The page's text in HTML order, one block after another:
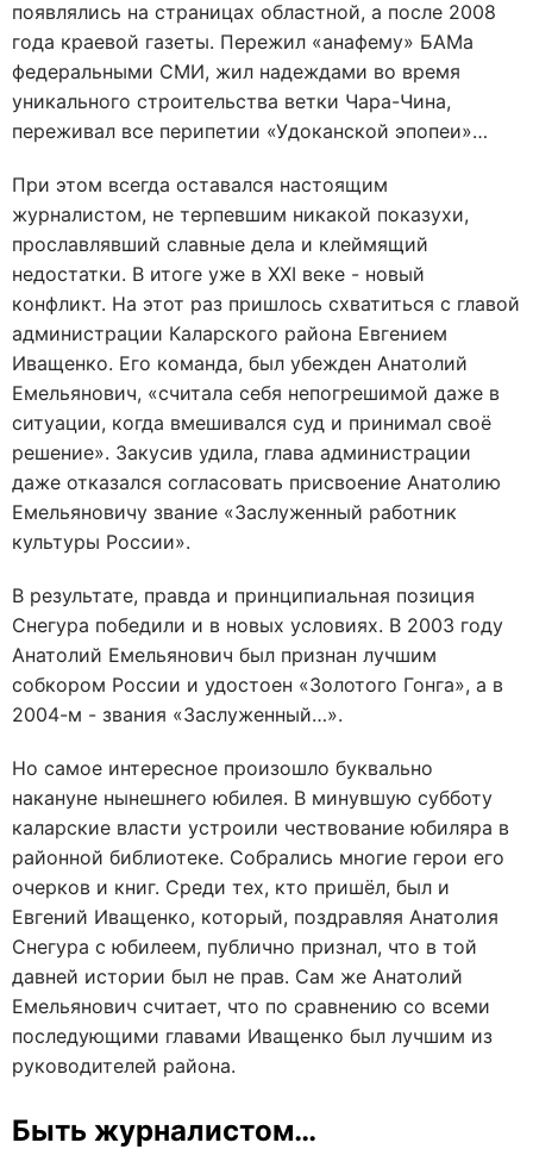
появлялись на страницах областной, а после 2008
года краевой газеты. Пережил «анафему» БАМа
федеральными СМИ, жил надеждами во время
уникального строительства ветки Чара-Чина,
переживал все перипетии «Удоканской эпопеи»…
При этом всегда оставался настоящим
журналистом, не терпевшим никакой показухи,
прославлявший славные дела и клеймящий
недостатки. В итоге уже в ХХI веке - новый
конфликт. На этот раз пришлось схватиться с главой
администрации Каларского района Евгением
Иващенко. Его команда, был убежден Анатолий
Емельянович, «считала себя непогрешимой даже в
ситуации, когда вмешивался суд и принимал своё
решение». Закусив удила, глава администрации
даже отказался согласовать присвоение Анатолию
Емельяновичу звание «Заслуженный работник
культуры России».
В результате, правда и принципиальная позиция
Снегура победили и в новых условиях. В 2003 году
Анатолий Емельянович был признан лучшим
собкором России и удостоен «Золотого Гонга», а в
2004-м - звания «Заслуженный…».
Но самое интересное произошло буквально
накануне нынешнего юбилея. В минувшую субботу
каларские власти устроили чествование юбиляра в
районной библиотеке. Собрались многие герои его
очерков и книг. Среди тех, кто пришёл, был и
Евгений Иващенко, который, поздравляя Анатолия
Снегура с юбилеем, публично признал, что в той
давней истории был не прав. Сам же Анатолий
Емельянович считает, что по сравнению со всеми
последующими главами Иващенко был лучшим из
руководителей района.
Быть журналистом…